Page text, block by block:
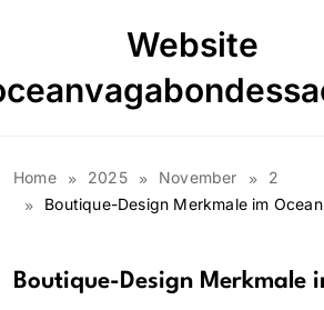
Website
Home 2025 November
2
Boutique-Design Merkmale im
Boutique-Design Merkmale